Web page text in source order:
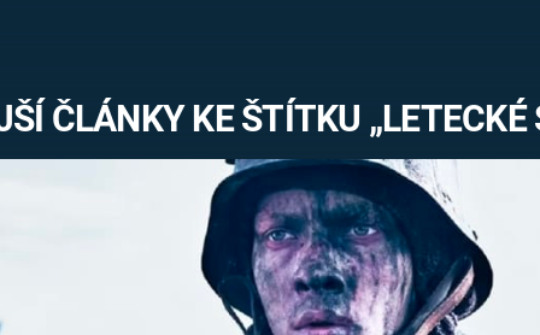
MARS
VÁLEČNÉ
Záhady a
ČLÁNKY KE ŠTÍTKU „LETECKÉ